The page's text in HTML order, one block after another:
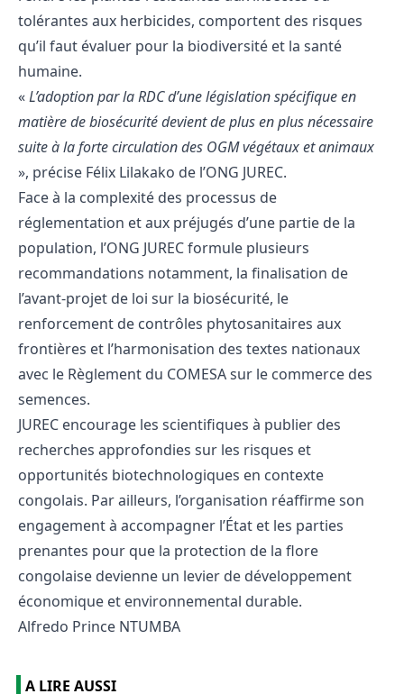
tolérantes aux herbicides, comportent des risques
qu’il faut évaluer pour la biodiversité et la santé
humaine.
«L’adoption par la RDC d’une législation spécifique en
matière de biosécurité devient de plus en plus nécessaire
suite à la forte circulation des OGM végétaux et animaux
», précise Félix Lilakako de l’ONG JUREC.
Face à la complexité des processus de
réglementation et aux préjugés d’une partie de la
population, l’ONG JUREC formule plusieurs
recommandations notamment, la finalisation de
l’avant-projet de loi sur la biosécurité, le
renforcement de contrôles phytosanitaires aux
frontières et l’harmonisation des textes nationaux
avec le Règlement du COMESA sur le commerce des
semences.
JUREC encourage les scientifiques à publier des
recherches approfondies sur les risques et
opportunités biotechnologiques en contexte
congolais. Par ailleurs, l’organisation réaffirme son
engagement à accompagner l’État et les parties
prenantes pour que la protection de la flore
congolaise devienne un levier de développement
économique et environnemental durable.
Alfredo Prince NTUMBA
A LIRE AUSSI